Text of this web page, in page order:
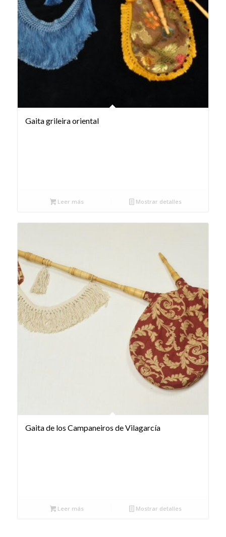
Gaita grileira oriental
Leer más Mostrar detalles
Gaita de los Campaneiros de Vilagarcía
Leer más Mostrar detalles